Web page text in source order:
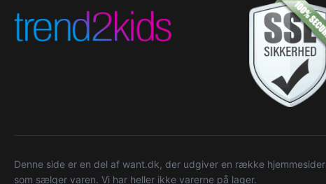
Denne side er en del af want.dk, der udgiver en række
som sælger varen. Vi har heller ikke varerne på lager.